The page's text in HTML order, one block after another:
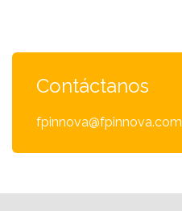
Contáctanos
fpinnova@fpinnova.com